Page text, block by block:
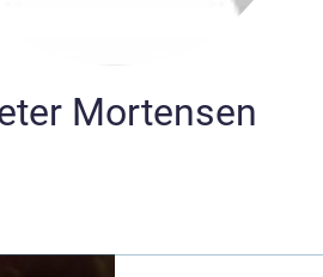
Mortensen